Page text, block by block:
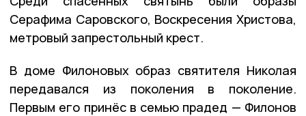
Серафима Саровского, Воскресения Христова,
метровый запрестольный крест.
В доме Филоновых образ святителя Николая
передавался из поколения в поколение.
Первым его принёс в семью прадед — Филонов